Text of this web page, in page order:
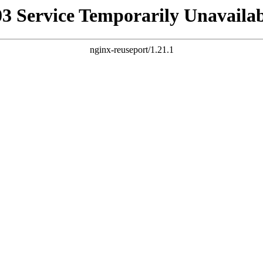
Service Temporarily
nginx-reuseport/1.21.1